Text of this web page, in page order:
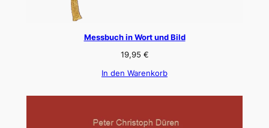
Messbuch in Wort und Bild
19,95 €
In den Warenkorb